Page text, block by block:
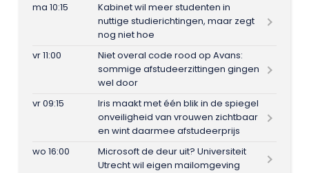
ma 10:15
Kabinet wil meer studenten in
nuttige studierichtingen, maar zegt
nog niet hoe
vr 11:00
Niet overal code rood op Avans:
sommige afstudeerzittingen gingen
wel door
vr 09:15
Iris maakt met één blik in de spiegel
onveiligheid van vrouwen zichtbaar
en wint daarmee afstudeerprijs
wo 16:00
Microsoft de deur uit? Universiteit
Utrecht wil eigen mailomgeving